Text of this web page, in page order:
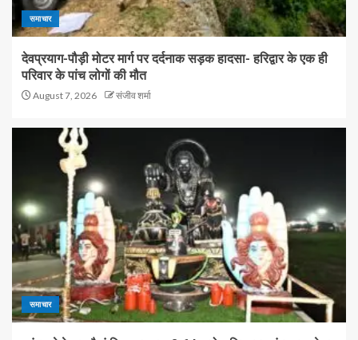
समाचार
देवप्रयाग-पौड़ी मोटर मार्ग पर दर्दनाक सड़क हादसा- हरिद्वार के एक ही
परिवार के पांच लोगों की मौत
August 7, 2026 संजीव शर्मा
समाचार